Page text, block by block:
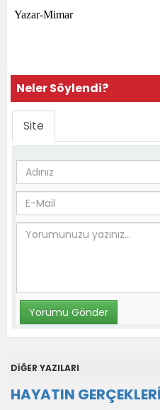
Yazar-Mimar
Neler Söylendi?
Site
DİĞER YAZILARI
HAYATIN